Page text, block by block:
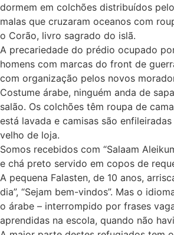
dormem em colchões distribuídos
malas que cruzaram oceanos com
o Corão, livro sagrado do islã.
A precariedade do prédio ocupado
homens com marcas do front de
com organização pelos novos
Costume árabe, ninguém anda de
salão. Os colchões têm roupa de
está lavada e camisas são
velho de loja.
Somos recebidos com “Salaam
e chá preto servido em copos de
A pequena Falasten, de 10 anos,
dia”, “Sejam bem-vindos”. Mas o
o árabe – interrompido por frases
aprendidas na escola, quando não